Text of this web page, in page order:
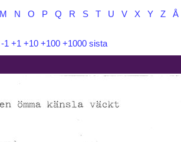
M N O P Q R S T U V X Y Z Å
-1 +1 +10 +100 +1000 sista